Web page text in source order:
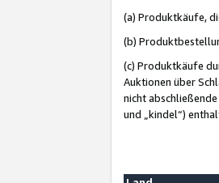
(a) Produktkäufe,
(b)
(c) Produktkäufe
Auktionen über
nicht
und „kindel“)